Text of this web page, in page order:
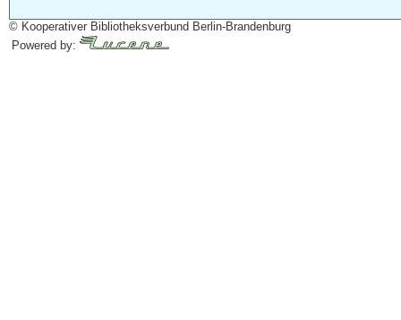
© Kooperativer Bibliotheksverbund Berlin-Brandenburg
Powered by: